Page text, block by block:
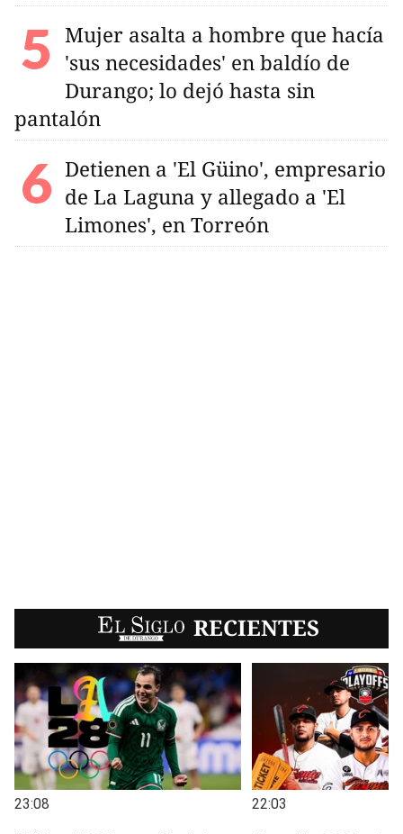
Mujer asalta a hombre que hacía
'sus necesidades' en baldío de
Durango; lo dejó hasta sin
pantalón
Detienen a 'El Güino', empresario
de La Laguna y allegado a 'El
Limones', en Torreón
EL SIGLO RECIENTES